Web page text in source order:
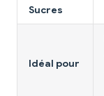
Sucres
Idéal pour